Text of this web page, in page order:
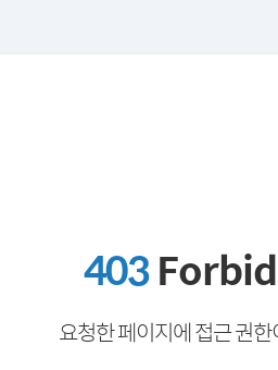
403
요청한 페이지에 접근 권